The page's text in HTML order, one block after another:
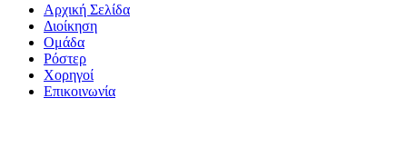
Αρχική Σελίδα
Διοίκηση
Ομάδα
Ρόστερ
Χορηγοί
Επικοινωνία